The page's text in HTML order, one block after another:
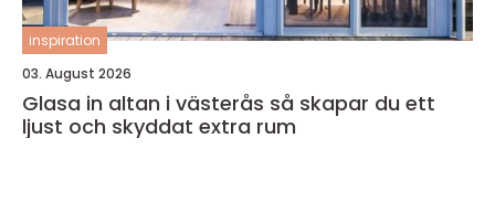
inspiration
03. August 2026
Glasa in altan i västerås så skapar du ett
ljust och skyddat extra rum